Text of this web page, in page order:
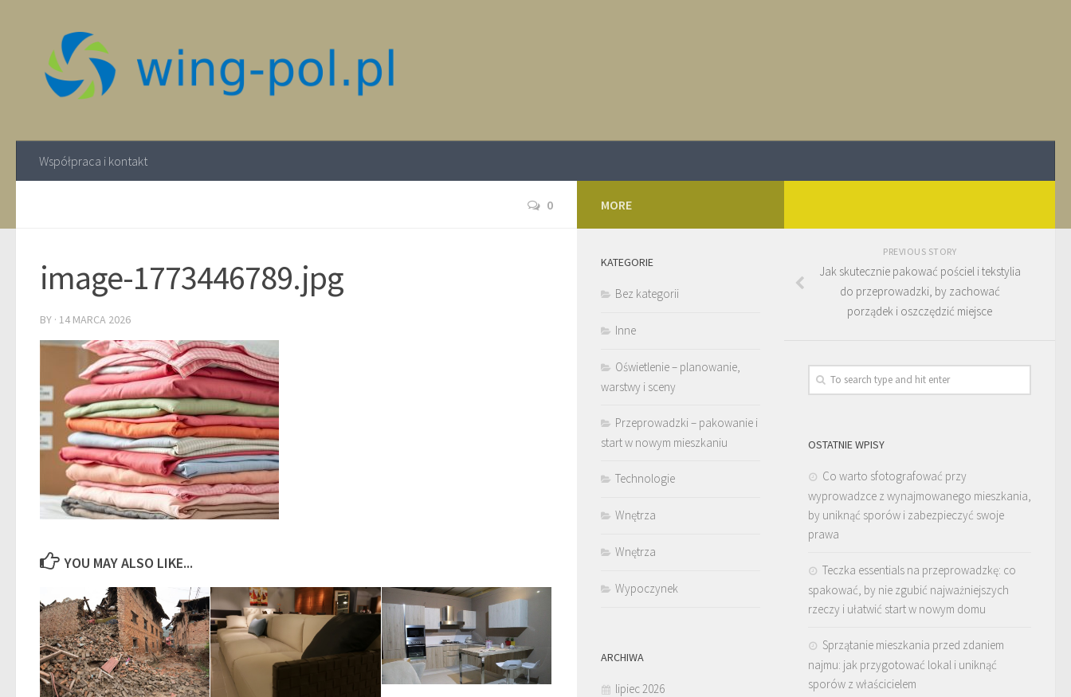
Współpraca i kontakt
0
image-1773446789.jpg
BY · 14 MARCA 2026
YOU MAY ALSO LIKE...
PREVIOUS STORY
Jak skutecznie pakować pościel i tekstylia
do przeprowadzki, by zachować
porządek i oszczędzić miejsce
OSTATNIE WPISY
Co warto sfotografować przy
wyprowadzce z wynajmowanego mieszkania,
by uniknąć sporów i zabezpieczyć swoje
prawa
Teczka essentials na przeprowadzkę: co
spakować, by nie zgubić najważniejszych
rzeczy i ułatwić start w nowym domu
Sprzątanie mieszkania przed zdaniem
najmu: jak przygotować lokal i uniknąć
sporów z właścicielem
MORE
KATEGORIE
Bez kategorii
Inne
Oświetlenie – planowanie,
warstwy i sceny
Przeprowadzki – pakowanie i
start w nowym mieszkaniu
Technologie
Wnętrza
Wnętrza
Wypoczynek
ARCHIWA
lipiec 2026